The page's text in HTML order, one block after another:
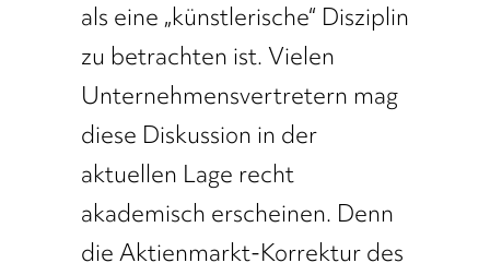
als eine „künstlerische“ Disziplin
zu betrachten ist. Vielen
Unternehmensvertretern mag
diese Diskussion in der
aktuellen Lage recht
akademisch erscheinen. Denn
die Aktienmarkt-Korrektur des